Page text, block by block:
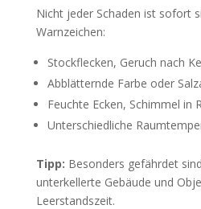
Nicht jeder Schaden ist sofort
Warnzeichen:
Stockflecken, Geruch nach
Abblätternde Farbe oder
Feuchte Ecken, Schimmel in
Unterschiedliche
Tipp: Besonders gefährdet
unterkellerte Gebäude und
Leerstandszeit.